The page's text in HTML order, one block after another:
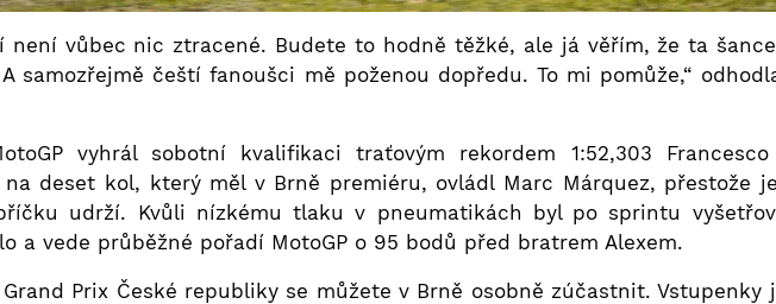
není vůbec nic ztracené. Budete to hodně těžké, ale já věřím, že ta
samozřejmě čeští fanoušci mě poženou dopředu. To mi pomůže,“
vyhrál sobotní kvalifikaci traťovým rekordem 1:52,303 Francesco
na deset kol, který měl v Brně premiéru, ovládl Marc Márquez, přestože
udrží. Kvůli nízkému tlaku v pneumatikách byl po sprintu
a vede průběžné pořadí MotoGP o 95 bodů před bratrem Alexem.
Prix České republiky se můžete v Brně osobně zúčastnit. Vstupenky